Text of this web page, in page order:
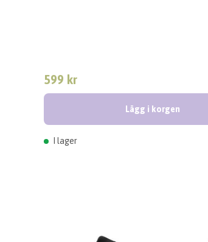
599 kr
Lägg i korgen
I lager